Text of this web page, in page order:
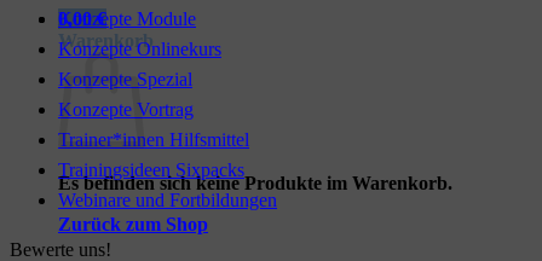
0,00€
Warenkorb
Es befinden sich keine Produkte im Warenkorb.
Zurück zum Shop
Konzepte Module
Konzepte Onlinekurs
Konzepte Spezial
Konzepte Vortrag
Trainer*innen Hilfsmittel
Trainingsideen Sixpacks
Webinare und Fortbildungen
Bewerte uns!